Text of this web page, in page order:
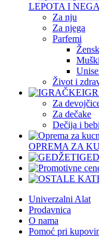
LEPOTA I NEGA
Za nju
Za njega
Parfemi
Život i
Za
Za dečake
Dečija i
OPREMA ZA
Univerzalni Alat
Prodavnica
O nama
Pomoć pri